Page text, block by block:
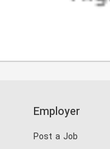
Employer
Post a Job